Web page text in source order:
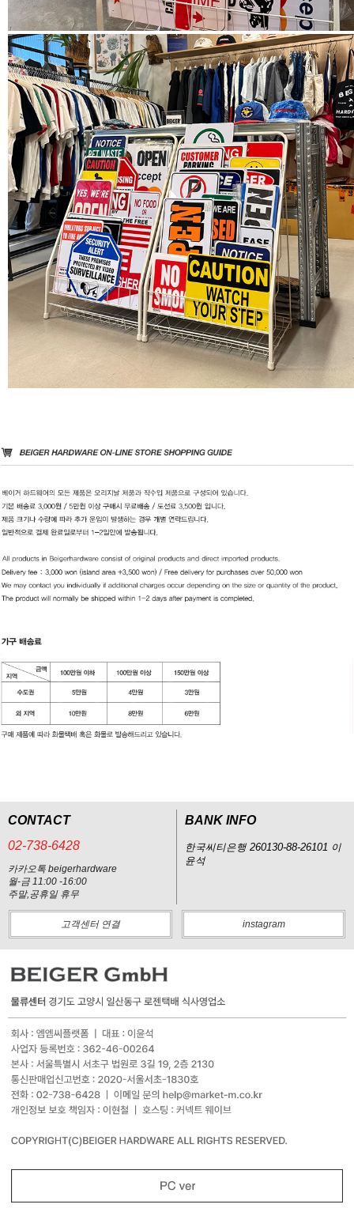
CONTACT
02-738-6428
카카오톡 beigerhardware
월-금 11:00 -16:00
주말,공휴일 휴무
BANK INFO
한국씨티은행 260130-88-26101 이
윤석
고객센터 연결 instagram